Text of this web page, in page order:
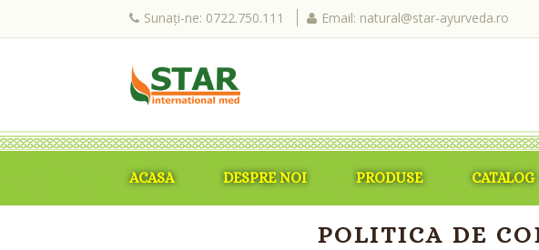
Sunați-ne: 0722.750.111 Email: natural@star-ayurveda.ro
ACASA DESPRE NOI PRODUSE CATALOG
POLITICA DE